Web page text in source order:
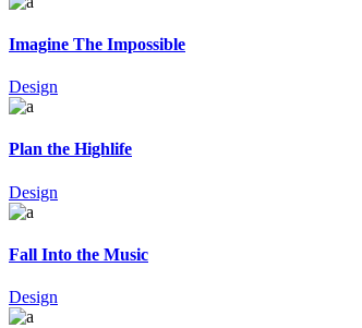
Imagine The Impossible
Design
Plan the Highlife
Design
Fall Into the Music
Design